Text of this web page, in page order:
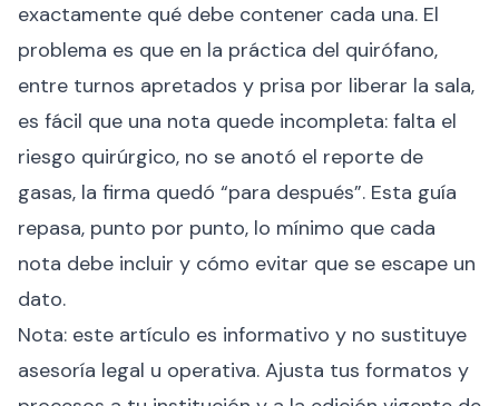
exactamente qué debe contener cada una. El
problema es que en la práctica del quirófano,
entre turnos apretados y prisa por liberar la sala,
es fácil que una nota quede incompleta: falta el
riesgo quirúrgico, no se anotó el reporte de
gasas, la firma quedó “para después”. Esta guía
repasa, punto por punto, lo mínimo que cada
nota debe incluir y cómo evitar que se escape un
dato.
Nota: este artículo es informativo y no sustituye
asesoría legal u operativa. Ajusta tus formatos y